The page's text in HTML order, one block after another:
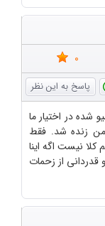
0
شده در اختیار ما
من زنده شد. فقط
91 نمیشه دانلود کرد و مجله آذر 91 هم کلا نیست اگه اینا
از زحمات